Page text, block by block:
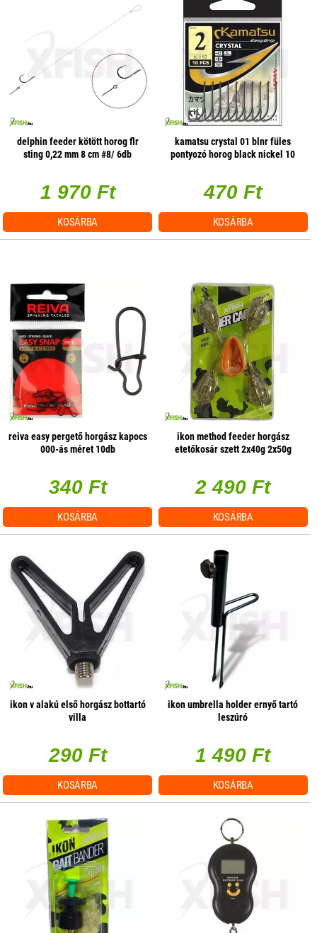
delphin feeder kötött horog flr
sting 0,22 mm 8 cm #8/ 6db
1 970 Ft
KOSÁRBA
kamatsu crystal 01 blnr füles
pontyozó horog black nickel 10
470 Ft
KOSÁRBA
reiva easy pergető horgász kapocs
000-ás méret 10db
340 Ft
KOSÁRBA
ikon method feeder horgász
etetőkosár szett 2x40g 2x50g
2 490 Ft
KOSÁRBA
ikon v alakú első horgász bottartó
villa
290 Ft
KOSÁRBA
ikon umbrella holder ernyő tartó
leszúró
1 490 Ft
KOSÁRBA